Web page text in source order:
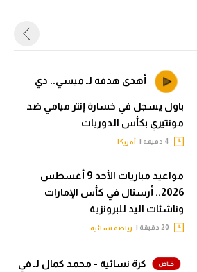
أهدى هدفه لـ ميسي.. دي
باول يسجل في خسارة إنتر ميامي ضد
مونتيري بكأس الدوريات
أمريكا
مواعيد مباريات الأحد 9 أغسطس
2026.. أرسنال في كأس الإمارات
وناشئات اليد للبرونزية
رياضة نسائية
كرة نسائية - محمد كمال لـ في